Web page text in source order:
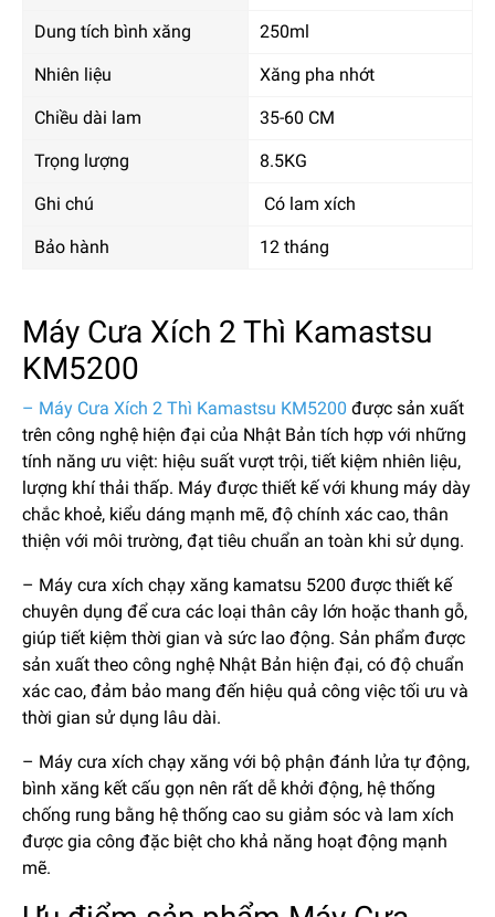
Dung tích bình xăng 250ml
Nhiên liệu Xăng pha nhớt
Chiều dài lam 35-60 CM
Trọng lượng 8.5KG
Ghi chú Có lam xích
Bảo hành 12 tháng
Máy Cưa Xích 2 Thì Kamastsu
KM5200
– Máy Cưa Xích 2 Thì Kamastsu KM5200 được sản xuất
trên công nghệ hiện đại của Nhật Bản tích hợp với những
tính năng ưu việt: hiệu suất vượt trội, tiết kiệm nhiên liệu,
lượng khí thải thấp. Máy được thiết kế với khung máy dày
chắc khoẻ, kiểu dáng mạnh mẽ, độ chính xác cao, thân
thiện với môi trường, đạt tiêu chuẩn an toàn khi sử dụng.
– Máy cưa xích chạy xăng kamatsu 5200 được thiết kế
chuyên dụng để cưa các loại thân cây lớn hoặc thanh gỗ,
giúp tiết kiệm thời gian và sức lao động. Sản phẩm được
sản xuất theo công nghệ Nhật Bản hiện đại, có độ chuẩn
xác cao, đảm bảo mang đến hiệu quả công việc tối ưu và
thời gian sử dụng lâu dài.
– Máy cưa xích chạy xăng với bộ phận đánh lửa tự động,
bình xăng kết cấu gọn nên rất dễ khởi động, hệ thống
chống rung bằng hệ thống cao su giảm sóc và lam xích
được gia công đặc biệt cho khả năng hoạt động mạnh
mẽ.